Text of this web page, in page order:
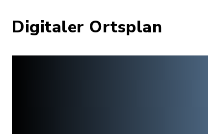
Digitaler Ortsplan